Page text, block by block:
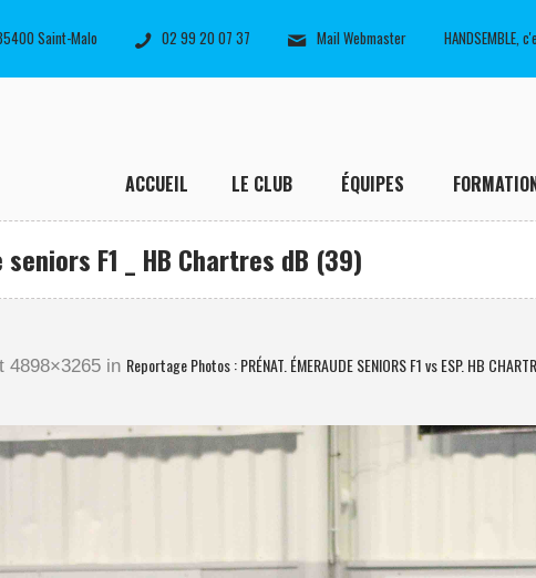
Saint-Malo 02 99 20 07 37 Mail Webmaster HANDSEMBLE,
ACCUEIL LE CLUB ÉQUIPES
F1 _ HB Chartres dB (39)
4898×3265 in Reportage Photos : PRÉNAT. ÉMERAUDE SENIORS F1 vs ESP. HB